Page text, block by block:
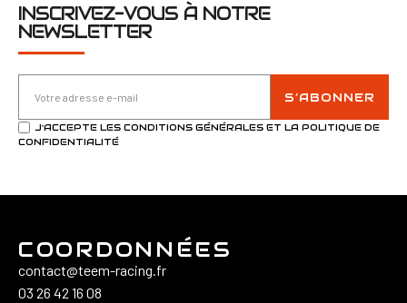
INSCRIVEZ-VOUS À NOTRE
NEWSLETTER
S’ABONNER
J'ACCEPTE LES CONDITIONS GÉNÉRALES ET LA POLITIQUE DE
CONFIDENTIALITÉ
COORDONNÉES
contact@teem-racing.fr
03 26 42 16 08